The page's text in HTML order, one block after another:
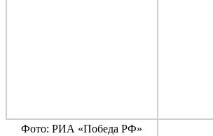
Фото: РИА «Победа РФ»